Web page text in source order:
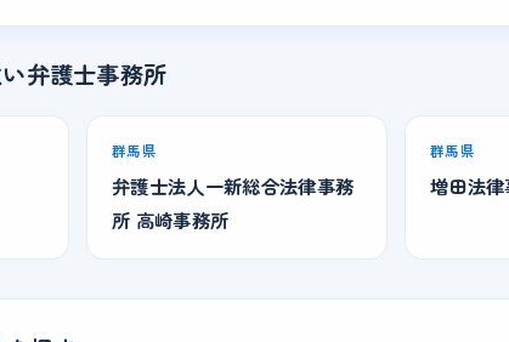
弁護士事務所
群馬県
弁護士法人一新総合法律事務
所 高崎事務所
群馬県
増田法